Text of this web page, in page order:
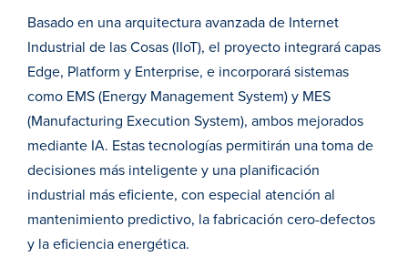
Basado en una arquitectura avanzada de Internet
Industrial de las Cosas (IIoT), el proyecto integrará capas
Edge, Platform y Enterprise, e incorporará sistemas
como EMS (Energy Management System) y MES
(Manufacturing Execution System), ambos mejorados
mediante IA. Estas tecnologías permitirán una toma de
decisiones más inteligente y una planificación
industrial más eficiente, con especial atención al
mantenimiento predictivo, la fabricación cero-defectos
y la eficiencia energética.